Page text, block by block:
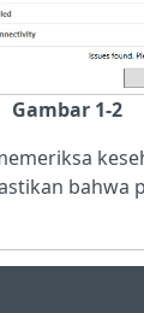
Gambar 1-2
bahwa